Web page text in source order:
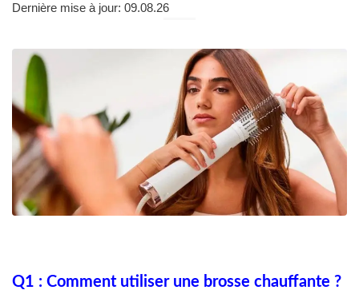
Dernière mise à jour: 09.08.26
Q1 : Comment utiliser une brosse chauffante ?